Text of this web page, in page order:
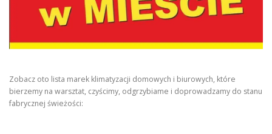
Zobacz oto lista marek klimatyzacji domowych i biurowych, które
bierzemy na warsztat, czyścimy, odgrzybiame i doprowadzamy do stanu
fabrycznej świeżości: